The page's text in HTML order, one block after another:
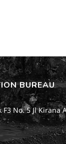
BUREAU
No. 5 Jl Kirana